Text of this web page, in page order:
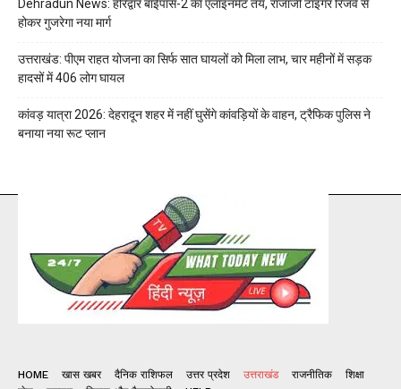
Dehradun News: हरिद्वार बाईपास-2 का एलाइनमेंट तय, राजाजी टाइगर रिजर्व से
होकर गुजरेगा नया मार्ग
उत्तराखंड: पीएम राहत योजना का सिर्फ सात घायलों को मिला लाभ, चार महीनों में सड़क
हादसों में 406 लोग घायल
कांवड़ यात्रा 2026: देहरादून शहर में नहीं घुसेंगे कांवड़ियों के वाहन, ट्रैफिक पुलिस ने
बनाया नया रूट प्लान
HOME खास खबर दैनिक राशिफल उत्तर प्रदेश उत्तराखंड राजनीतिक
शिक्षा